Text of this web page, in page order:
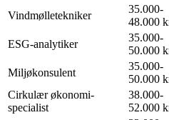
Vindmølletekniker
35.000-
48.000
ESG-analytiker
35.000-
50.000
Miljøkonsulent
35.000-
50.000
Cirkulær økonomi-
specialist
38.000-
52.000